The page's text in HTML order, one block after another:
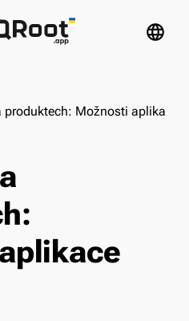
language
produktech: Možnosti aplikace